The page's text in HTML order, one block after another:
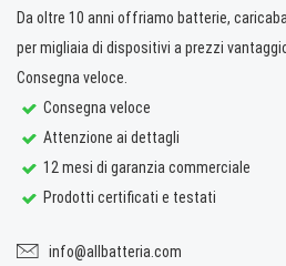
Da oltre 10 anni offriamo batterie,
per migliaia di dispositivi a prezzi
Consegna veloce.
Consegna veloce
Attenzione ai dettagli
12 mesi di garanzia commerciale
Prodotti certificati e testati
info@allbatteria.com